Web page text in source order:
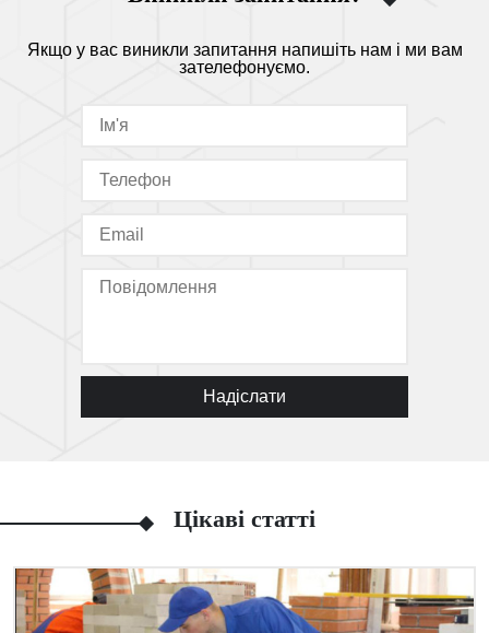
Якщо у вас виникли запитання напишіть нам і ми вам
зателефонуємо.
Надіслати
Цікаві статті